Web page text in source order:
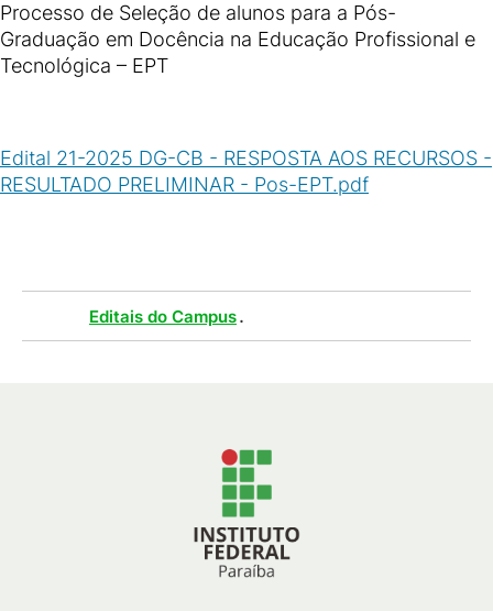
Processo de Seleção de alunos para a Pós-
Graduação em Docência na Educação Profissional e
Tecnológica – EPT
Edital 21-2025 DG-CB - RESPOSTA AOS RECURSOS -
RESULTADO PRELIMINAR - Pos-EPT.pdf
Editais do Campus.